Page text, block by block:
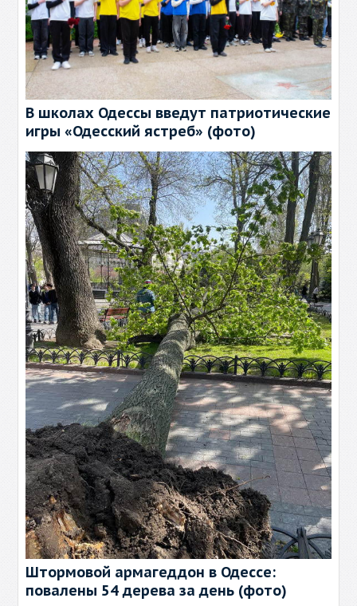
В школах Одессы введут патриотические
игры «Одесский ястреб» (фото)
Штормовой армагеддон в Одессе:
повалены 54 дерева за день (фото)